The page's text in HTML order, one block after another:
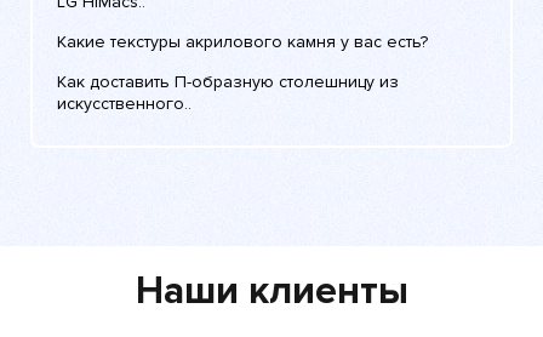
Какие текстуры акрилового камня у вас есть?
Как доставить П-образную столешницу из
искусственного..
Наши клиенты